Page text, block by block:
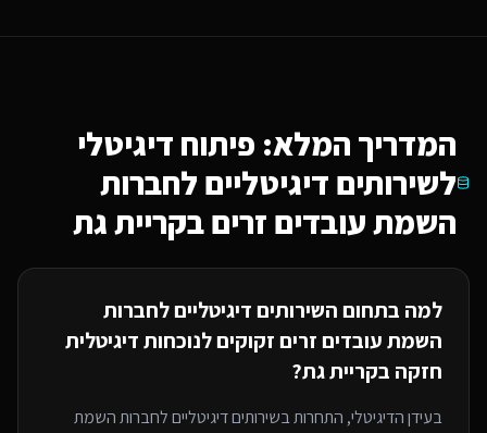
המדריך המלא: פיתוח דיגיטלי
לשירותים דיגיטליים לחברות
השמת עובדים זריםבקריית גת
למה בתחום השירותים דיגיטליים לחברות
השמת עובדים זריםזקוקים לנוכחות דיגיטלית
חזקה בקריית גת?
בעידן הדיגיטלי, התחרות בשירותים דיגיטליים לחברות השמת